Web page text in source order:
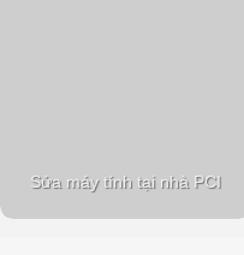
Sửa máy tính tại nhà PCI